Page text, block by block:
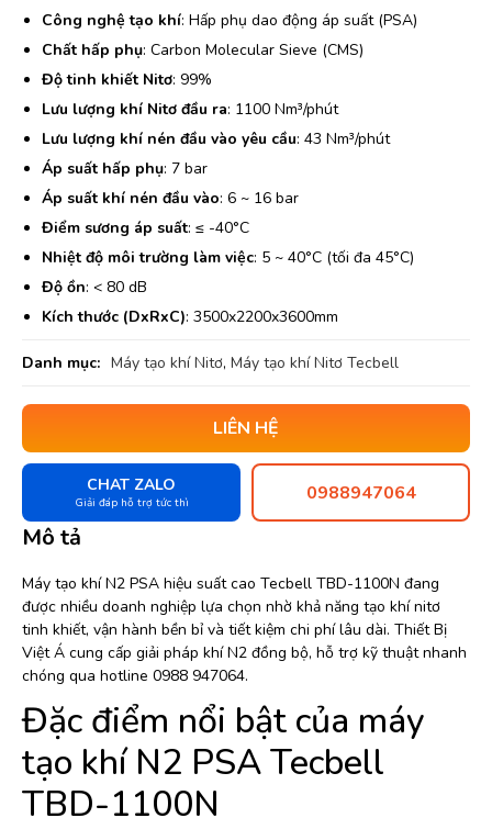
Công nghệ tạo khí: Hấp phụ dao động áp suất (PSA)
Chất hấp phụ: Carbon Molecular Sieve (CMS)
Độ tinh khiết Nitơ: 99%
Lưu lượng khí Nitơ đầu ra: 1100 Nm³/phút
Lưu lượng khí nén đầu vào yêu cầu: 43 Nm³/phút
Áp suất hấp phụ: 7 bar
Áp suất khí nén đầu vào: 6 ~ 16 bar
Điểm sương áp suất: ≤ -40°C
Nhiệt độ môi trường làm việc: 5 ~ 40°C (tối đa 45°C)
Độ ồn: < 80 dB
Kích thước (DxRxC): 3500x2200x3600mm
Danh mục: Máy tạo khí Nitơ, Máy tạo khí Nitơ Tecbell
LIÊN HỆ
CHAT ZALO
Giải đáp hỗ trợ tức thì 0988947064
Mô tả
Máy tạo khí N2 PSA hiệu suất cao Tecbell TBD-1100N đang
được nhiều doanh nghiệp lựa chọn nhờ khả năng tạo khí nitơ
tinh khiết, vận hành bền bỉ và tiết kiệm chi phí lâu dài. Thiết Bị
Việt Á cung cấp giải pháp khí N2 đồng bộ, hỗ trợ kỹ thuật nhanh
chóng qua hotline 0988 947064.
Đặc điểm nổi bật của máy
tạo khí N2 PSA Tecbell
TBD-1100N